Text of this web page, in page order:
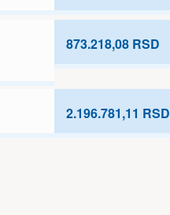
873.218,08 RSD
2.196.781,11 RSD